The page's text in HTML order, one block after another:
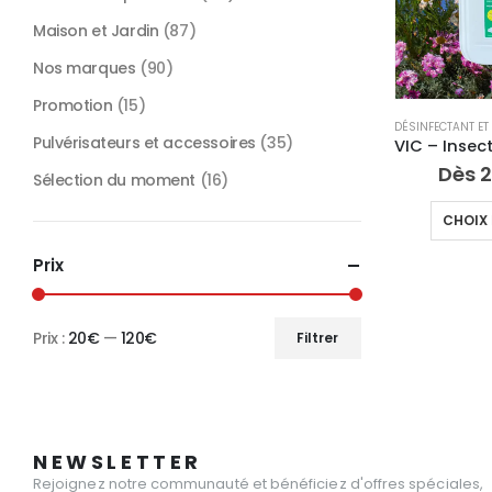
DÉSINFECTANT
Dès
CHOIX
Maison et Jardin (87)
Nos marques (90)
Promotion (15)
Pulvérisateurs et accessoires (35)
Sélection du moment (16)
Prix
Filtrer
Prix : 20€— 120€
NEWSLETTER
Rejoignez notre communauté et bénéficiez d'offres spéciales,